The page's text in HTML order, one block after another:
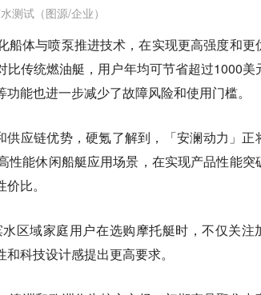
测试（图源/企业）
船体与喷泵推进技术，在实现更高强度和更
传统燃油艇，用户年均可节省超过1000美
能也进一步减少了故障风险和使用门槛。
供应链优势，硬氪了解到，「安澜动力」正
能休闲船艇应用场景，在实现产品性能突
比。
区域家庭用户在选购摩托艇时，不仅关注
科技设计感提出更高要求。